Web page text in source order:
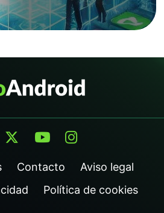
Contacto
Aviso legal
Política de cookies